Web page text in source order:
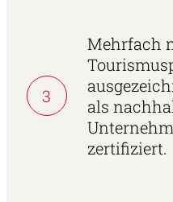
3
Mehrfach
als
zertifiziert.